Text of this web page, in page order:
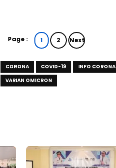
Page : 1 2 Next
CORONA COVID-19 INFO CORONA
VARIAN OMICRON